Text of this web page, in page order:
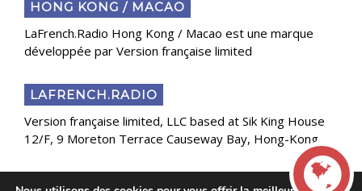
HONG KONG / MACAO
LaFrench.Radio Hong Kong / Macao est une marque
développée par Version française limited
LAFRENCH.RADIO
Version française limited, LLC based at Sik King House
12/F, 9 Moreton Terrace Causeway Bay, Hong-Kong